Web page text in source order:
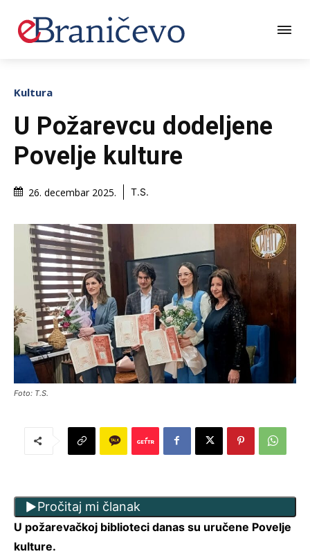
Kultura
U Požarevcu dodeljene
Povelje kulture
26. decembar 2025. T.S.
Foto: T.S.
Pročitaj mi članak
U požarevačkoj biblioteci danas su uručene Povelje
kulture.